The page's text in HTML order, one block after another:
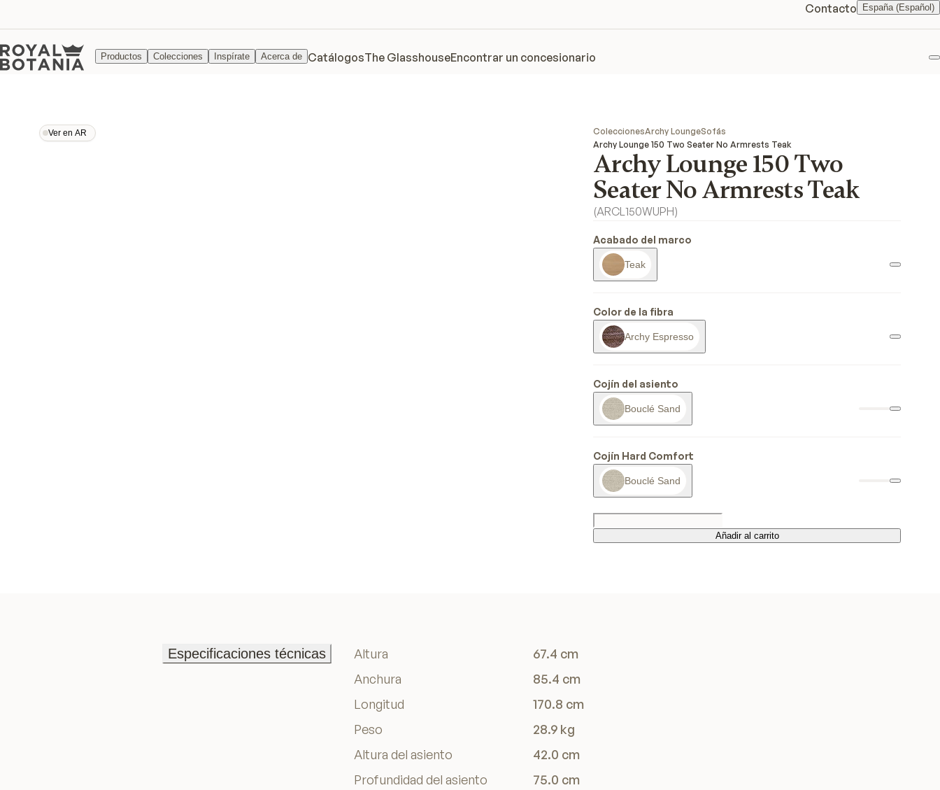
Contacto España (Español)
Productos Colecciones Inspírate Acerca de CatálogosThe GlasshouseEncontrar un concesionario
Ver en AR
Ver en AR
ColeccionesArchy LoungeSofás
Archy Lounge 150 Two Seater No Armrests Teak
Archy Lounge 150 Two
Seater No Armrests Teak
(ARCL150WUPH)
Acabado del marco
Teak
Color de la fibra
Archy Espresso
Cojín del asiento
Bouclé Sand
Cojín Hard Comfort
Bouclé Sand
Añadir al carrito
Añadir al carrito
Especificaciones técnicas
Altura
67.4 cm
Anchura
85.4 cm
Longitud
170.8 cm
Peso
28.9 kg
Altura del asiento
42.0 cm
Profundidad del asiento
75.0 cm